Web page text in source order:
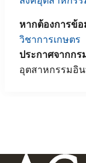
หากต้องการข้อ
วิชาการเกษตร
ประกาศจากกร
อุตสาหกรรมอิ